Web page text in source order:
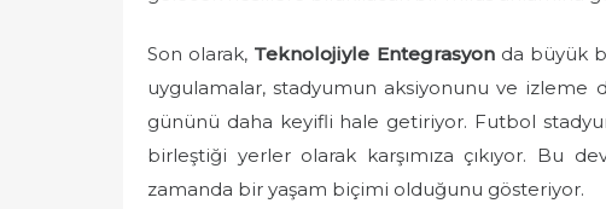
Son olarak, Teknolojiyle Entegrasyonda büyük
uygulamalar, stadyumun aksiyonunu ve izleme
gününü daha keyifli hale getiriyor. Futbol
birleştiği yerler olarak karşımıza çıkıyor. Bu
zamanda bir yaşam biçimi olduğunu gösteriyor.